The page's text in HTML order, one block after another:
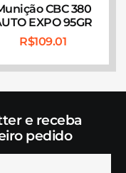
CBC 380
EXPO 95GR
R$109.01
e receba
pedido